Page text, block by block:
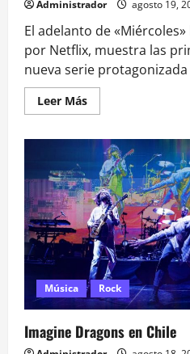
Administrador agosto 19,
El adelanto de
por Netflix, muestra las
nueva serie protagonizada
Leer MásLeer
más
serie
Miércoles
llega
llena
de
misterio,
caos
y
asesinatos
Música Rock
Imagine Dragons en Chile